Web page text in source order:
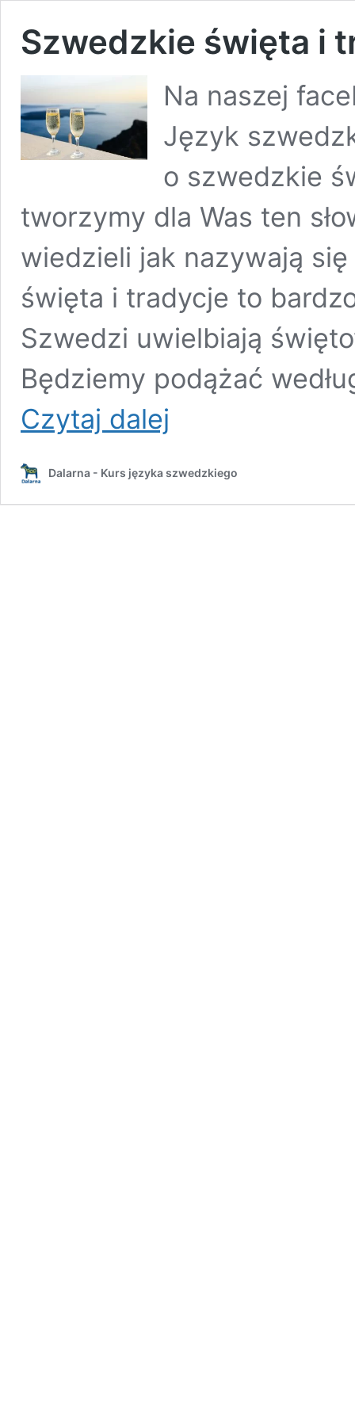
Szwedzkie święta i
Na naszej
Język
o szwedzkie
tworzymy dla Was ten
wiedzieli jak nazywają
święta i tradycje to
Szwedzi uwielbiają
Będziemy podążać
Czytaj dalej
po
Dalarna - Kurs języka szwedzkiego